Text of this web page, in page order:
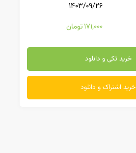
۱۴۰۳/۰۹/۲۶
171,000 تومان
خرید تکی و دانلود
خرید اشتراک و دانلود